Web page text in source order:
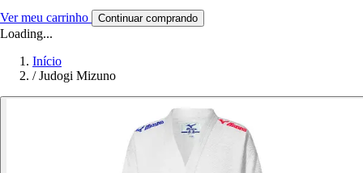
Ver meu carrinho Continuar comprando
Loading...
Início
/ Judogi Mizuno